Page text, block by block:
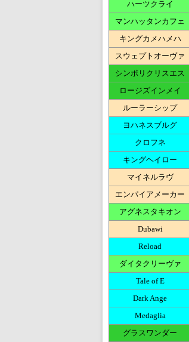
ハーツクライ
マンハッタンカフェ
キングカメハメハ
スウェプトオーヴァ
シンボリクリスエス
ロージズインメイ
ルーラーシップ
ヨハネスブルグ
クロフネ
キングヘイロー
マイネルラヴ
エンパイアメーカー
アグネスタキオン
Dubawi
Reload
ダイタクリーヴァ
Tale of E
Dark Ange
Medaglia
グラスワンダー